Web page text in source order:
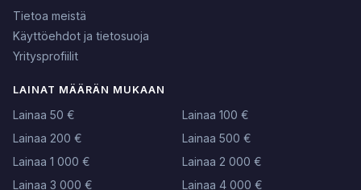
Tietoa meistä
Käyttöehdot ja tietosuoja
Yritysprofiilit
LAINAT MÄÄRÄN MUKAAN
Lainaa 50 €
Lainaa 100 €
Lainaa 200 €
Lainaa 500 €
Lainaa 1 000 €
Lainaa 2 000 €
Lainaa 3 000 €
Lainaa 4 000 €